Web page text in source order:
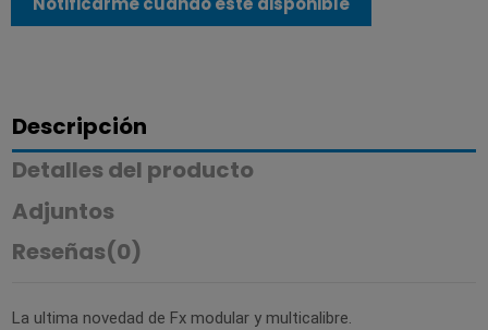
Descripción
Detalles del producto
Adjuntos
Reseñas(0)
La ultima novedad de Fx modular y multicalibre.